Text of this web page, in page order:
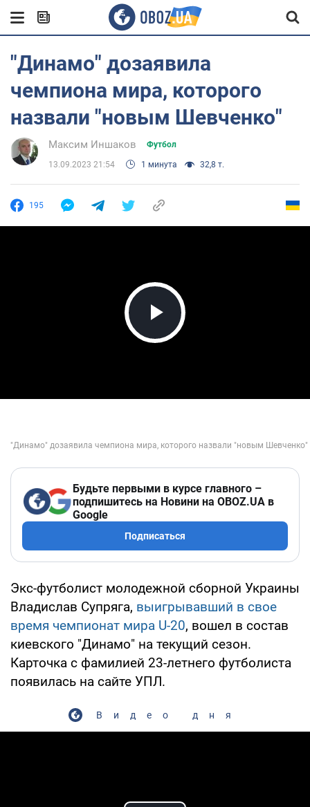
"Динамо" дозаявила
чемпиона мира, которого
назвали "новым Шевченко"
Максим Иншаков Футбол
13.09.2023 21:54 1 минута 32,8 т.
195
Play Video
Будьте первыми в курсе главного –
подпишитесь на Новини на OBOZ.UA в
Google
Подписаться
Экс-футболист молодежной сборной Украины
Владислав Супряга, выигрывавший в свое
время чемпионат мира U-20, вошел в состав
киевского "Динамо" на текущий сезон.
Карточка с фамилией 23-летнего футболиста
появилась на сайте УПЛ.
Видео дня